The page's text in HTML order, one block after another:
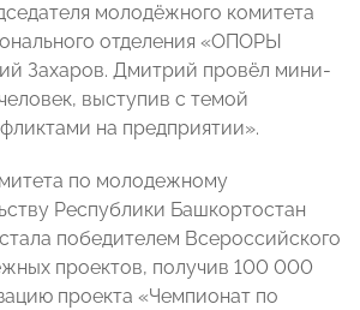
молодёжного комитета
отделения «ОПОРЫ
Захаров. Дмитрий провёл мини-
выступив с темой
на предприятии».
по молодежному
Республики Башкортостан
победителем Всероссийского
проектов, получив 100 000
проекта «Чемпионат по